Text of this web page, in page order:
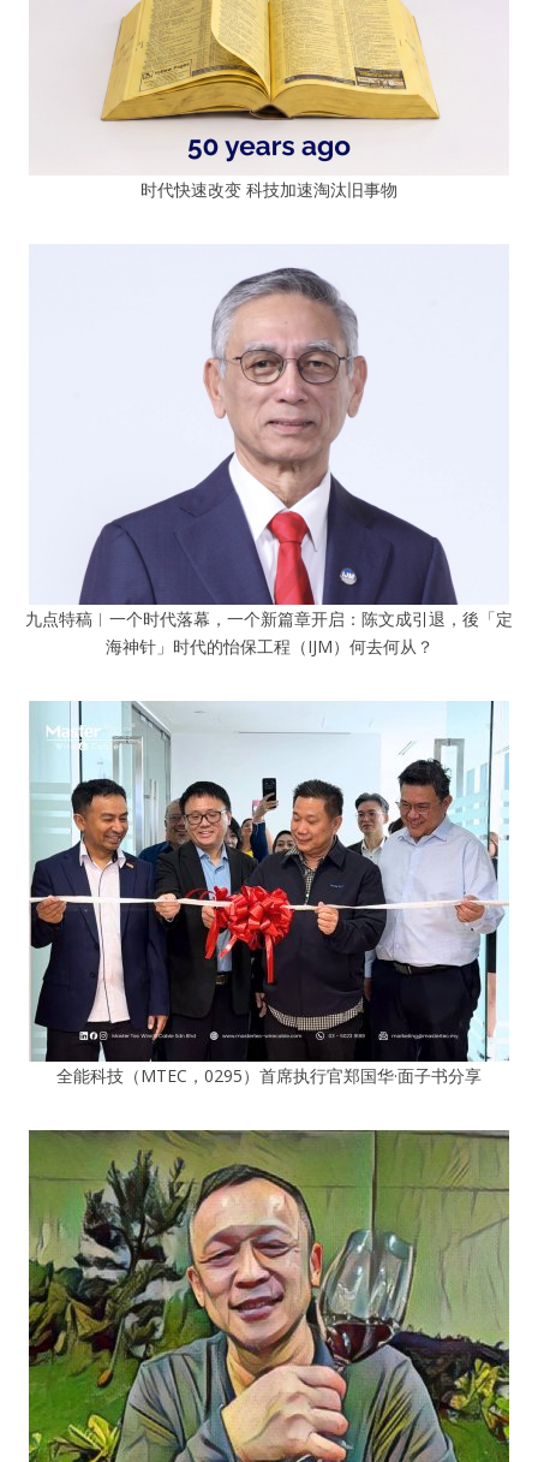
时代快速改变 科技加速淘汰旧事物
九点特稿︱一个时代落幕，一个新篇章开启：陈文成引退，後「定
海神针」时代的怡保工程（IJM）何去何从？
全能科技（MTEC，0295）首席执行官郑国华·面子书分享